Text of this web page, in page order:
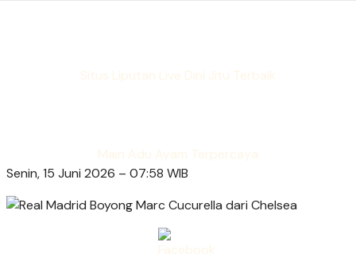
Situs Liputan Live Dini Jitu Terbaik
Main Adu Ayam Terpercaya
Senin, 15 Juni 2026 – 07:58 WIB